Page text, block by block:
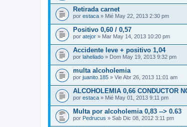
Retirada carnet
por estaca » Mié May 22, 2013 2:30 pm
Positivo 0,60 / 0,57
por atejor » Mar May 14, 2013 10:20 pm
Accidente leve + positivo 1,04
por laheliado » Dom May 19, 2013 9:32 pm
multa alcoholemia
por juanito.185 » Vie Abr 26, 2013 11:01 am
ALCOHOLEMIA 0,66 CONDUCTOR
por estaca » Mié May 01, 2013 9:11 pm
Multa por alcoholemia 0,83 --> 0.63
por Pedrucus » Sab Dic 08, 2012 3:11 pm